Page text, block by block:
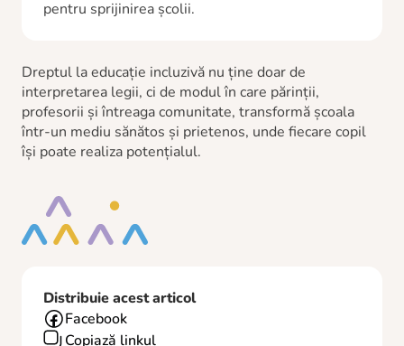
pentru sprijinirea școlii.
Dreptul la educație incluzivă nu ține doar de
interpretarea legii, ci de modul în care părinții,
profesorii și întreaga comunitate, transformă școala
într-un mediu sănătos și prietenos, unde fiecare copil
își poate realiza potențialul.
Distribuie acest articol
Facebook
Copiază linkul